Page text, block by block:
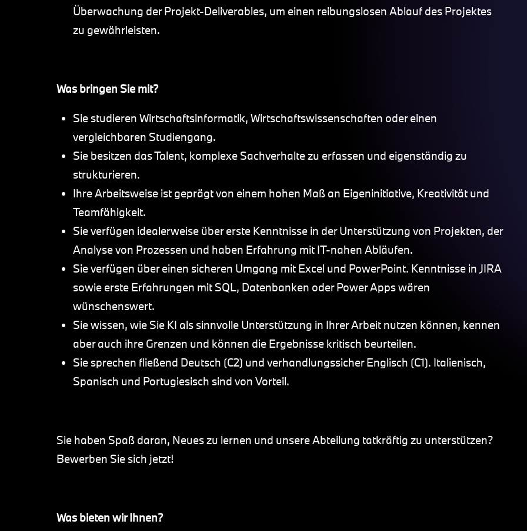
Überwachung der Projekt-Deliverables, um einen reibungslosen Ablauf des Projektes
zu gewährleisten.
Was bringen Sie mit?
Sie studieren Wirtschaftsinformatik, Wirtschaftswissenschaften oder einen
vergleichbaren Studiengang.
Sie besitzen das Talent, komplexe Sachverhalte zu erfassen und eigenständig zu
strukturieren.
Ihre Arbeitsweise ist geprägt von einem hohen Maß an Eigeninitiative, Kreativität und
Teamfähigkeit.
Sie verfügen idealerweise über erste Kenntnisse in der Unterstützung von Projekten, der
Analyse von Prozessen und haben Erfahrung mit IT-nahen Abläufen.
Sie verfügen über einen sicheren Umgang mit Excel und PowerPoint. Kenntnisse in JIRA
sowie erste Erfahrungen mit SQL, Datenbanken oder Power Apps wären
wünschenswert.
Sie wissen, wie Sie KI als sinnvolle Unterstützung in Ihrer Arbeit nutzen können, kennen
aber auch ihre Grenzen und können die Ergebnisse kritisch beurteilen.
Sie sprechen fließend Deutsch (C2) und verhandlungssicher Englisch (C1). Italienisch,
Spanisch und Portugiesisch sind von Vorteil.
Sie haben Spaß daran, Neues zu lernen und unsere Abteilung tatkräftig zu unterstützen?
Bewerben Sie sich jetzt!
Was bieten wir Ihnen?